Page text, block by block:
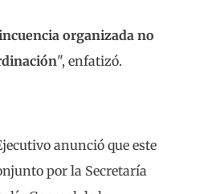
organizada no
", enfatizó.
anunció que este
por la Secretaría